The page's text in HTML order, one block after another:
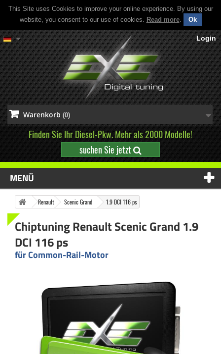
This Site uses Cookies to improve your online experience. By using our
website, you consent to our use of cookies. Read more. Ok
Login
Warenkorb (0)
Finden Sie Ihr Diesel-Pkw. Mehr als 2000 Modelle!
suchen Sie jetzt
MENÜ
Renault Scenic Grand 1.9 DCI 116 ps
Chiptuning Renault Scenic Grand 1.9
DCI 116 ps
für Common-Rail-Motor